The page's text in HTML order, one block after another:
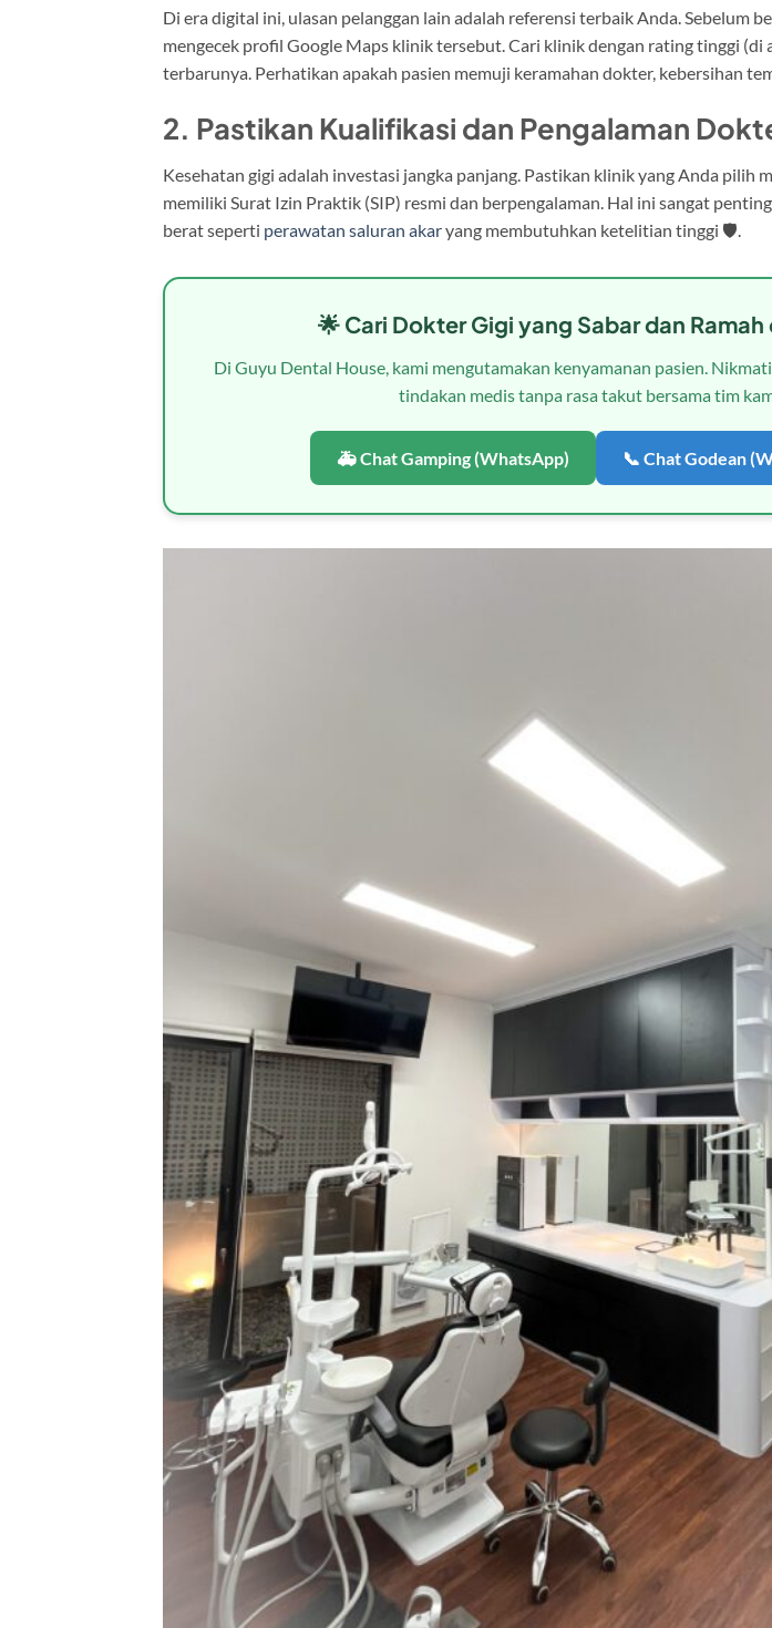
Di era digital ini, ulasan pelanggan lain adalah referensi terbaik Anda. Sebelum
mengecek profil Google Maps klinik tersebut. Cari klinik dengan rating tinggi (di
terbarunya. Perhatikan apakah pasien memuji keramahan dokter, kebersihan
2. Pastikan Kualifikasi dan Pengalaman
Kesehatan gigi adalah investasi jangka panjang. Pastikan klinik yang Anda pilih
memiliki Surat Izin Praktik (SIP) resmi dan berpengalaman. Hal ini sangat
berat seperti perawatan saluran akaryang membutuhkan ketelitian tinggi 🛡️.
🌟 Cari Dokter Gigi yang Sabar dan Ramah
Di Guyu Dental House, kami mengutamakan kenyamanan pasien.
tindakan medis tanpa rasa takut bersama tim
🚑 Chat Gamping (WhatsApp) 📞 Chat Godean